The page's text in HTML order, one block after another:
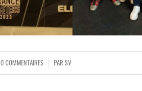
0 COMMENTAIRES
/ PAR SV